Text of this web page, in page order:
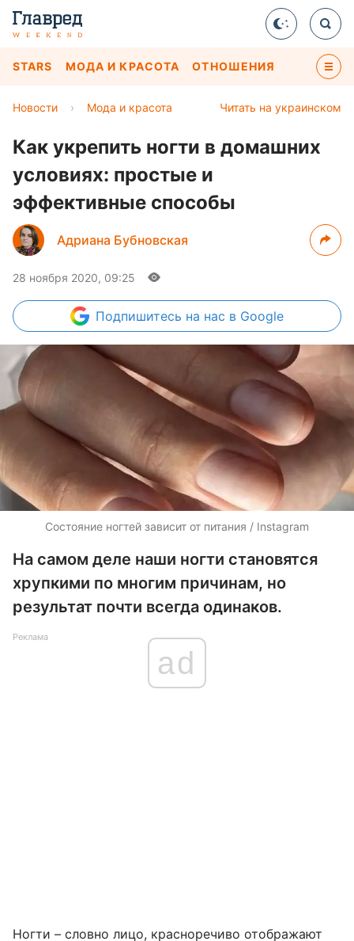
STARS МОДА И КРАСОТА ОТНОШЕНИЯ
Читать на украинском
Новости › Мода и красота
Как укрепить ногти в домашних
условиях: простые и
эффективные способы
Адриана Бубновская
28 ноября 2020, 09:25
Подпишитесь на нас в Google
Состояние ногтей зависит от питания / Instagram
На самом деле наши ногти становятся
хрупкими по многим причинам, но
результат почти всегда одинаков.
Реклама
ad
Ногти – словно лицо, красноречиво отображают